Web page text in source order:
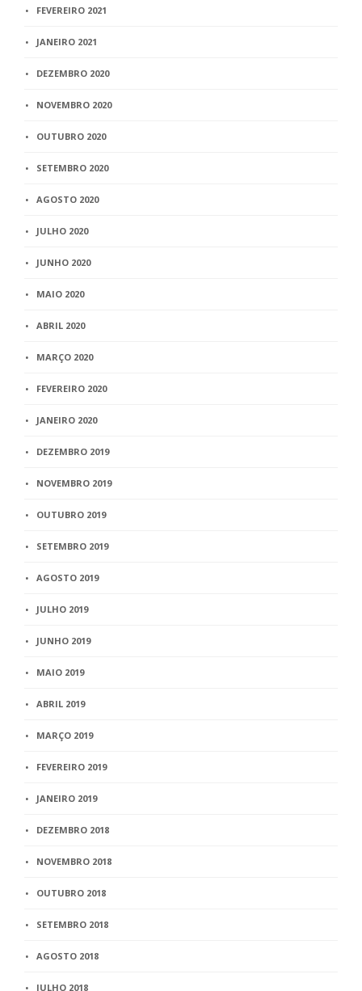
FEVEREIRO 2021
JANEIRO 2021
DEZEMBRO 2020
NOVEMBRO 2020
OUTUBRO 2020
SETEMBRO 2020
AGOSTO 2020
JULHO 2020
JUNHO 2020
MAIO 2020
ABRIL 2020
MARÇO 2020
FEVEREIRO 2020
JANEIRO 2020
DEZEMBRO 2019
NOVEMBRO 2019
OUTUBRO 2019
SETEMBRO 2019
AGOSTO 2019
JULHO 2019
JUNHO 2019
MAIO 2019
ABRIL 2019
MARÇO 2019
FEVEREIRO 2019
JANEIRO 2019
DEZEMBRO 2018
NOVEMBRO 2018
OUTUBRO 2018
SETEMBRO 2018
AGOSTO 2018
JULHO 2018